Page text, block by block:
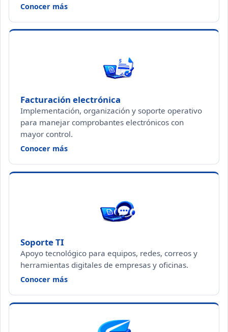
Conocer más— Contabilidad e impuestos
Facturación electrónica
Implementación, organización y soporte operativo
para manejar comprobantes electrónicos con
mayor control.
Conocer más— Facturación electrónica
Soporte TI
Apoyo tecnológico para equipos, redes, correos y
herramientas digitales de empresas y oficinas.
Conocer más— Soporte TI